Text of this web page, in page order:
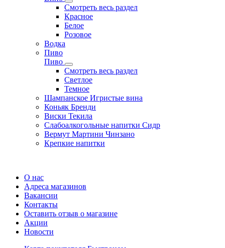
Смотреть весь раздел
Красное
Белое
Розовое
Водка
Пиво
Пиво
Смотреть весь раздел
Cветлое
Темное
Шампанское Игристые вина
Коньяк Бренди
Виски Текила
Слабоалкогольные напитки Сидр
Вермут Мартини Чинзано
Крепкие напитки
О нас
Адреса магазинов
Вакансии
Контакты
Оставить отзыв о магазине
Акции
Новости